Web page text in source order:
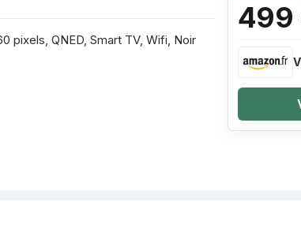
pixels, QNED, Smart TV, Wifi, Noir
499
139,7 cm (55") 4K